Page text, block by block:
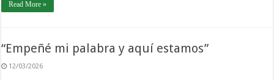
Read More »
“Empeñé mi palabra y aquí estamos”
12/03/2026